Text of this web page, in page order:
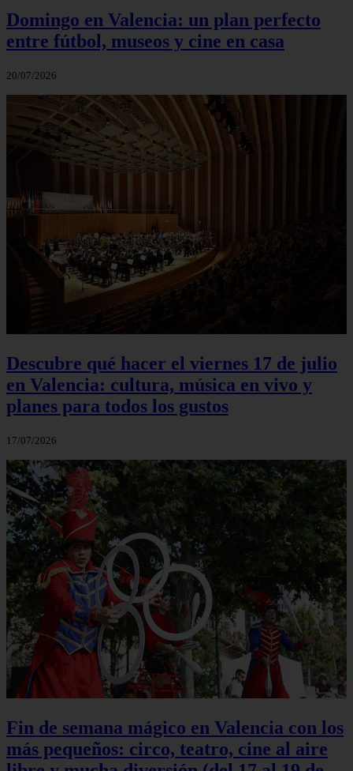
Domingo en Valencia: un plan perfecto
entre fútbol, museos y cine en casa
20/07/2026
Descubre qué hacer el viernes 17 de julio
en Valencia: cultura, música en vivo y
planes para todos los gustos
17/07/2026
Fin de semana mágico en Valencia con los
más pequeños: circo, teatro, cine al aire